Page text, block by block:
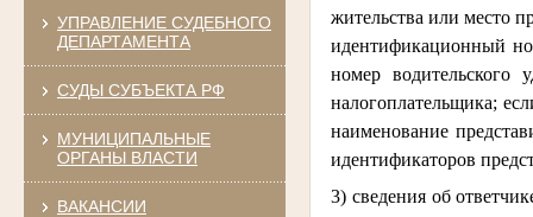
УПРАВЛЕНИЕ СУДЕБНОГО
ДЕПАРТАМЕНТА
СУДЫ СУБЪЕКТА РФ
МУНИЦИПАЛЬНЫЕ
ОРГАНЫ ВЛАСТИ
ВАКАНСИИ
жительства или место
идентификационный
номер водительского
налогоплательщика;
наименование
идентификаторов
3) сведения об